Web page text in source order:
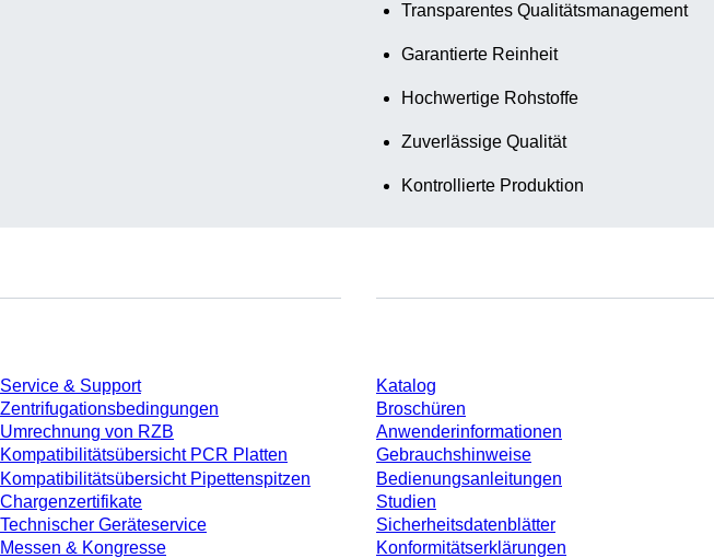
Transparentes Qualitätsmanagement
Garantierte Reinheit
Hochwertige Rohstoffe
Zuverlässige Qualität
Kontrollierte Produktion
Service & Support
Zentrifugationsbedingungen
Umrechnung von RZB
Kompatibilitätsübersicht PCR Platten
Kompatibilitätsübersicht Pipettenspitzen
Chargenzertifikate
Technischer Geräteservice
Messen & Kongresse
Katalog
Broschüren
Anwenderinformationen
Gebrauchshinweise
Bedienungsanleitungen
Studien
Sicherheitsdatenblätter
Konformitätserklärungen